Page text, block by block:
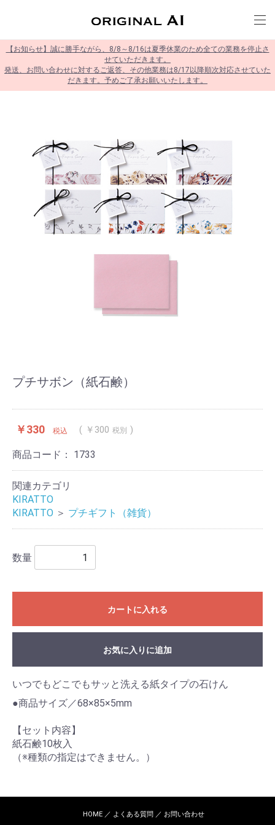
【お知らせ】誠に勝手ながら、8/8～8/16は夏季休業のため全ての業務を停止さ
せていただきます。
発送、お問い合わせに対するご返答、その他業務は8/17以降順次対応させていた
だきます。予めご了承お願いいたします。
プチサボン（紙石鹸）
￥330 税込 ￥300 税別
商品コード： 1733
関連カテゴリ
KIRATTO
KIRATTO ＞ プチギフト（雑貨）
数量
カートに入れる
お気に入りに追加
いつでもどこでもサッと洗える紙タイプの石けん
●商品サイズ／68×85×5mm
【セット内容】
紙石鹸10枚入
（※種類の指定はできません。）
HOME よくある質問 お問い合わせ